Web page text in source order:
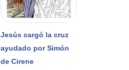
Jesús cargó la cruz
ayudado por Simón
de Cirene